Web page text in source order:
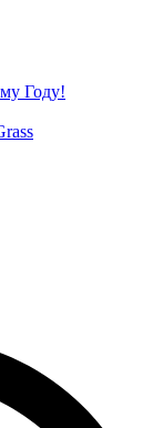
Году!